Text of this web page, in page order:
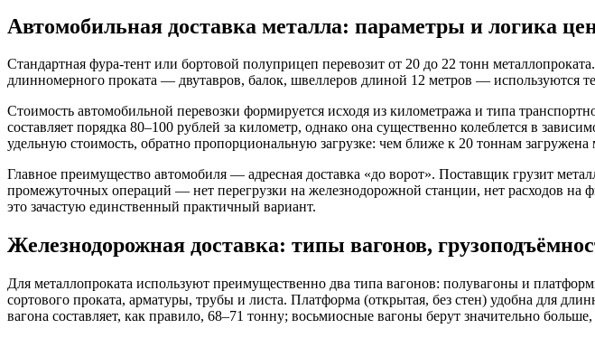
Автомобильная доставка металла: параметры и логика
Стандартная фура-тент или бортовой полуприцеп перевозит от 20 до 22 тонн
длинномерного проката — двутавров, балок, швеллеров длиной 12 метров — используются
Стоимость автомобильной перевозки формируется исходя из километража и типа
составляет порядка 80–100 рублей за километр, однако она существенно колеблется в
удельную стоимость, обратно пропорциональную загрузке: чем ближе к 20 тоннам
Главное преимущество автомобиля — адресная доставка «до ворот». Поставщик грузит
промежуточных операций — нет перегрузки на железнодорожной станции, нет расходов
это зачастую единственный практичный вариант.
Железнодорожная доставка: типы вагонов,
Для металлопроката используют преимущественно два типа вагонов: полувагоны и
сортового проката, арматуры, трубы и листа. Платформа (открытая, без стен) удобна для
вагона составляет, как правило, 68–71 тонну; восьмиосные вагоны берут значительно